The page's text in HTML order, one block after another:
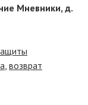
Мневники, д.
возврат